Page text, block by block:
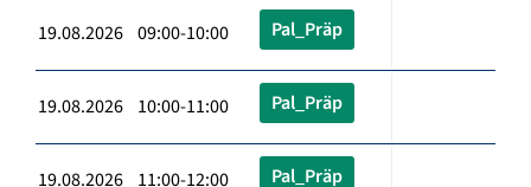
19.08.2026 09:00-10:00 Pal_Präp
19.08.2026 10:00-11:00 Pal_Präp
19.08.2026 11:00-12:00 Pal_Präp